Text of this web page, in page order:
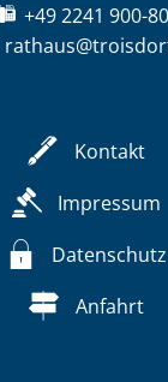
+49 2241 900-
Kontakt
Impressum
Datenschutz
Anfahrt